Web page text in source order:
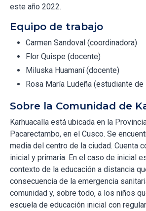
este año 2022.
Equipo de trabajo
Carmen Sandoval (coordinadora)
Flor Quispe (docente)
Miluska Huamaní (docente)
Rosa María Ludeña (estudiante
Sobre la Comunidad de
Karhuacalla está ubicada en la
Pacarectambo, en el Cusco. Se
media del centro de la ciudad. Cuenta
inicial y primaria. En el caso de inicial
contexto de la educación a distancia
consecuencia de la emergencia
comunidad y, sobre todo, a los niños
escuela de educación inicial con